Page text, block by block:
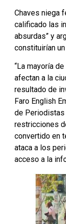
Chaves niega
calificado las
absurdas” y
constituirían
“La mayoría
afectan a la
resultado de
Faro English
de Periodistas
restricciones
convertido en
ataca a los
acceso a la